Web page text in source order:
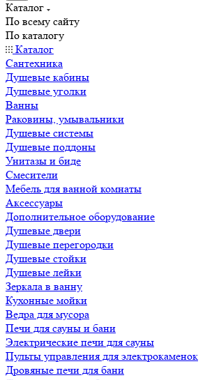
Каталог
По всему сайту
По каталогу
Каталог
Сантехника
Душевые кабины
Душевые уголки
Ванны
Раковины, умывальники
Душевые системы
Душевые поддоны
Унитазы и биде
Смесители
Мебель для ванной комнаты
Аксессуары
Дополнительное оборудование
Душевые двери
Душевые перегородки
Душевые стойки
Душевые лейки
Зеркала в ванну
Кухонные мойки
Ведра для мусора
Печи для сауны и бани
Электрические печи для сауны
Пульты управления для электрокаменок
Дровяные печи для бани